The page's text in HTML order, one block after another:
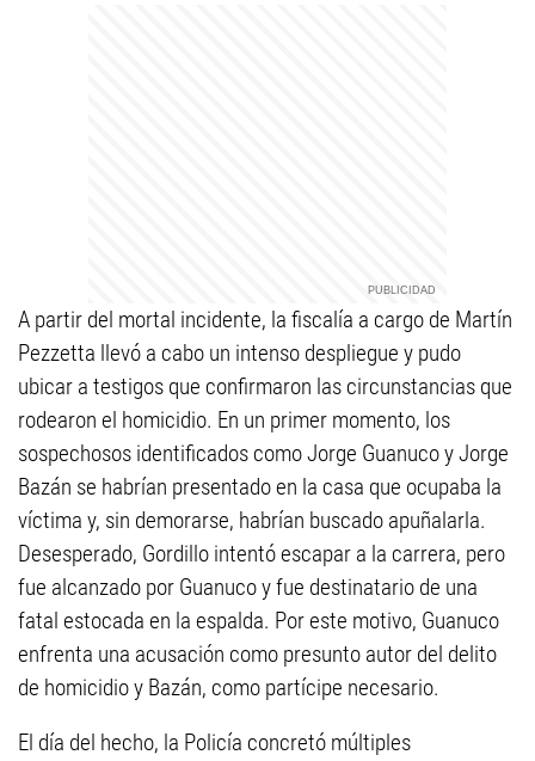
A partir del mortal incidente, la fiscalía a cargo de Martín
Pezzetta llevó a cabo un intenso despliegue y pudo
ubicar a testigos que confirmaron las circunstancias que
rodearon el homicidio. En un primer momento, los
sospechosos identificados como Jorge Guanuco y Jorge
Bazán se habrían presentado en la casa que ocupaba la
víctima y, sin demorarse, habrían buscado apuñalarla.
Desesperado, Gordillo intentó escapar a la carrera, pero
fue alcanzado por Guanuco y fue destinatario de una
fatal estocada en la espalda. Por este motivo, Guanuco
enfrenta una acusación como presunto autor del delito
de homicidio y Bazán, como partícipe necesario.
El día del hecho, la Policía concretó múltiples